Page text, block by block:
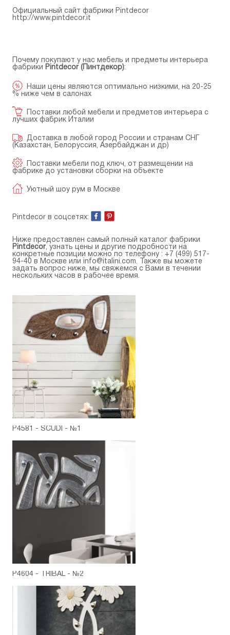
Официальный сайт фабрики Pintdecor
http://www.pintdecor.it
Почему покупают у нас мебель и предметы интерьера
фабрики Pintdecor (Пинтдекор):
Наши цены являются оптимально низкими, на 20-25
% ниже чем в салонах
Поставки любой мебели и предметов интерьера с
лучших фабрик Италии
Доставка в любой город России и странам СНГ
(Казахстан, Белоруссия, Азербайджан и др)
Поставки мебели под ключ, от размещении на
фабрике до установки сборки на объекте
Уютный шоу рум в Москве
Pintdecor в соцсетях:
Ниже предоставлен самый полный каталог фабрики
Pintdecor, узнать цены и другие подробности на
конкретные позиции можно по телефону : +7 (499) 517-
94-40 в Москве или info@italini.com. Также вы можете
задать вопрос ниже, мы свяжемся с Вами в течении
нескольких часов в рабочее время.
P4581 - SCUDI - №1
P4604 - TRIBAL - №2